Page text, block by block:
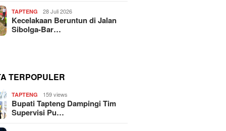
TAPTENG 28 Juli 2026
Kecelakaan Beruntun di Jalan
Sibolga-Bar…
TERPOPULER
TAPTENG 159 views
Bupati Tapteng Dampingi Tim
Supervisi Pu…